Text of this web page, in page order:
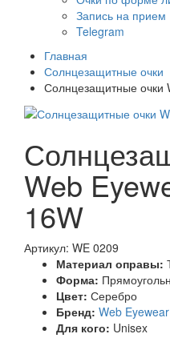
Запись на прием
Telegram
Главная
Солнцезащитные очки
Солнцезащитные очки
Web
16W
Артикул: WE 0209
Материал оправы:
Форма:
Цвет: Серебро
Бренд: Web Eyewear
Для кого: Unisex